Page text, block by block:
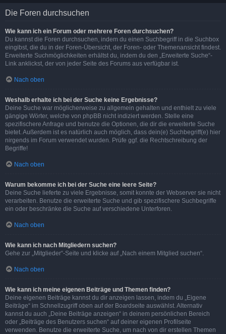
Die Foren durchsuchen
Wie kann ich ein Forum oder mehrere Foren durchsuchen?
Du kannst die Foren durchsuchen, indem du einen Suchbegriff in die Suchbox
eingibst, die du in der Foren-Übersicht, der Foren- oder Themenansicht findest.
Erweiterte Suchmöglichkeiten erhältst du, indem du den „Erweiterte Suche“-
Link anklickst, der von jeder Seite des Forums aus verfügbar ist.
Nach oben
Weshalb erhalte ich bei der Suche keine Ergebnisse?
Deine Suche war möglicherweise zu allgemein gehalten und enthielt zu viele
gängige Wörter, welche von phpBB nicht indiziert werden. Stelle eine
spezifischere Anfrage und benutze die Optionen, die dir die erweiterte Suche
bietet. Außerdem ist es natürlich auch möglich, dass dein(e) Suchbegriff(e) hier
nirgends im Forum verwendet wurden. Prüfe ggf. die Rechtschreibung der
Begriffe!
Nach oben
Warum bekomme ich bei der Suche eine leere Seite?
Deine Suche lieferte zu viele Ergebnisse, somit konnte der Webserver sie nicht
verarbeiten. Benutze die erweiterte Suche und gib spezifischere Suchbegriffe
ein oder beschränke die Suche auf verschiedene Unterforen.
Nach oben
Wie kann ich nach Mitgliedern suchen?
Gehe zur „Mitglieder“-Seite und klicke auf „Nach einem Mitglied suchen“.
Nach oben
Wie kann ich meine eigenen Beiträge und Themen finden?
Deine eigenen Beiträge kannst du dir anzeigen lassen, indem du „Eigene
Beiträge“ im Schnellzugriff oben auf der Boardseite auswählst. Alternativ
kannst du auch „Deine Beiträge anzeigen“ in deinem persönlichen Bereich
oder „Beiträge des Benutzers suchen“ auf deiner eigenen Profilseite
verwenden. Benutze die erweiterte Suche, um nach von dir erstellen Themen